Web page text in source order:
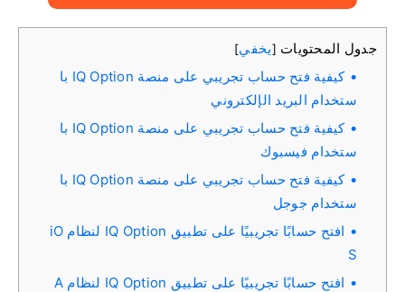
جدول المحتويات [يخفي]
كيفية فتح حساب تجريبي على منصة IQ Option با
ستخدام البريد الإلكتروني
كيفية فتح حساب تجريبي على منصة IQ Option با
ستخدام فيسبوك
كيفية فتح حساب تجريبي على منصة IQ Option با
ستخدام جوجل
افتح حسابًا تجريبيًا على تطبيق IQ Option لنظام iO
S
افتح حسابًا تجريبيًا على تطبيق IQ Option لنظام A